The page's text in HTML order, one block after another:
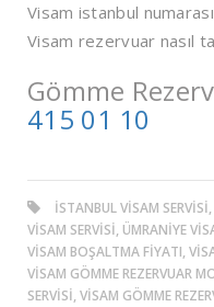
Visam istanbul numarası
Visam rezervuar nasıl
Gömme
415 01 10
ISTANBUL VISAM
VISAM SERVISI, ÜMRANIYE
VISAM BOŞALTMA FIYATI,
VISAM GÖMME REZERVUAR
SERVISI, VISAM GÖMME